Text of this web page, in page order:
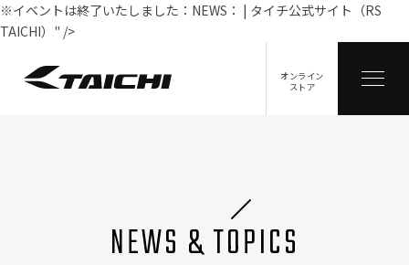
※イベントは終了いたしました：NEWS： | タイチ公式サイト（RS
TAICHI）" />
オンライン
ストア
NEWS & TOPICS